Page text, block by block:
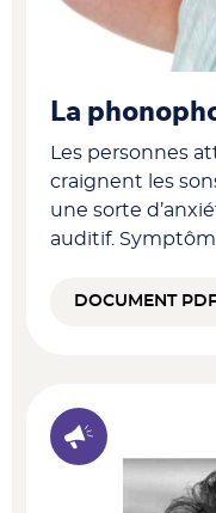
La
Les personnes
craignent les
une sorte
auditif.
DOCUMENT